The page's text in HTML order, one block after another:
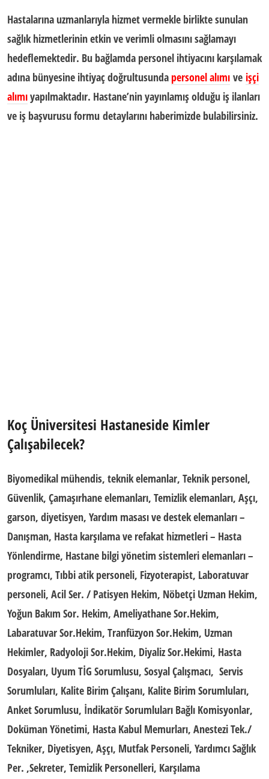
Hastalarına uzmanlarıyla hizmet vermekle birlikte sunulan
sağlık hizmetlerinin etkin ve verimli olmasını sağlamayı
hedeflemektedir. Bu bağlamda personel ihtiyacını karşılamak
adına bünyesine ihtiyaç doğrultusunda personel alımı ve işçi
alımıyapılmaktadır. Hastane’nin yayınlamış olduğu iş ilanları
ve iş başvurusu formu detaylarını haberimizde bulabilirsiniz.
Koç Üniversitesi Hastaneside Kimler
Çalışabilecek?
Biyomedikal mühendis, teknik elemanlar, Teknik personel,
Güvenlik, Çamaşırhane elemanları, Temizlik elemanları, Aşçı,
garson, diyetisyen, Yardım masası ve destek elemanları –
Danışman, Hasta karşılama ve refakat hizmetleri – Hasta
Yönlendirme, Hastane bilgi yönetim sistemleri elemanları –
programcı, Tıbbi atik personeli, Fizyoterapist, Laboratuvar
personeli, Acil Ser. / Patisyen Hekim, Nöbetçi Uzman Hekim,
Yoğun Bakım Sor. Hekim, Ameliyathane Sor.Hekim,
Labaratuvar Sor.Hekim, Tranfüzyon Sor.Hekim, Uzman
Hekimler, Radyoloji Sor.Hekim, Diyaliz Sor.Hekimi, Hasta
Dosyaları, Uyum TİG Sorumlusu, Sosyal Çalışmacı, Servis
Sorumluları, Kalite Birim Çalışanı, Kalite Birim Sorumluları,
Anket Sorumlusu, İndikatör Sorumluları Bağlı Komisyonlar,
Doküman Yönetimi, Hasta Kabul Memurları, Anestezi Tek./
Tekniker, Diyetisyen, Aşçı, Mutfak Personeli, Yardımcı Sağlık
Per. ,Sekreter, Temizlik Personelleri, Karşılama